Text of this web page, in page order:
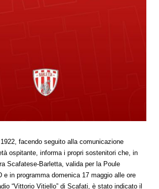
facendo seguito alla comunicazione
ospitante, informa i propri sostenitori che, in
Scafatese-Barletta, valida per la Poule
e in programma domenica 17 maggio alle ore
“Vittorio Vitiello” di Scafati, è stato indicato il